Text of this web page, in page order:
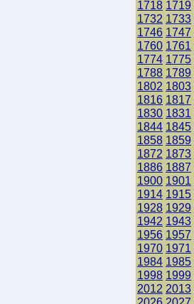
1718 1719
1732 1733
1746 1747
1760 1761
1774 1775
1788 1789
1802 1803
1816 1817
1830 1831
1844 1845
1858 1859
1872 1873
1886 1887
1900 1901
1914 1915
1928 1929
1942 1943
1956 1957
1970 1971
1984 1985
1998 1999
2012 2013